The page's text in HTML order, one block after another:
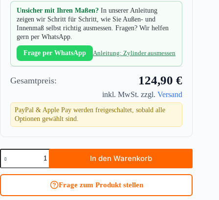
Unsicher mit Ihren Maßen? In unserer Anleitung
zeigen wir Schritt für Schritt, wie Sie Außen- und
Innenmaß selbst richtig ausmessen. Fragen? Wir helfen
gern per WhatsApp.
Frage per WhatsApp Anleitung: Zylinder ausmessen
Gesamtpreis: 124,90 €
inkl. MwSt. zzgl.Versand
PayPal & Apple Pay werden freigeschaltet, sobald alle
Optionen gewählt sind.
Knaufzylinder
für
Biffar
ABUS
3000
In den Warenkorb
Frage zum Produkt stellen